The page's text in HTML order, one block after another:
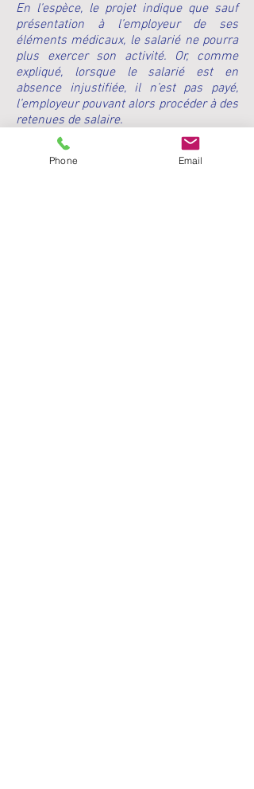
En l’espèce, le projet indique que sauf
présentation à l’employeur de ses
éléments médicaux, le salarié ne pourra
plus exercer son activité. Or, comme
expliqué, lorsque le salarié est en
absence injustifiée, il n’est pas payé,
l’employeur pouvant alors procéder à des
retenues de salaire.
De toute évidence, l’interdiction d’exercer
pour non-présentation des éléments
Phone Email